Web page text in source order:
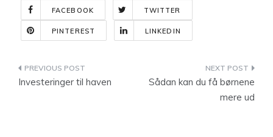
FACEBOOK TWITTER
PINTEREST LINKEDIN
Indlægsnavigation
Investeringer til haven
Sådan kan du få børnene
mere ud